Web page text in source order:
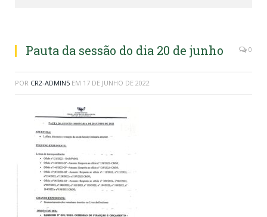
Pauta da sessão do dia 20 de junho 0
POR CR2-ADMIN5 EM 17 DE JUNHO DE 2022